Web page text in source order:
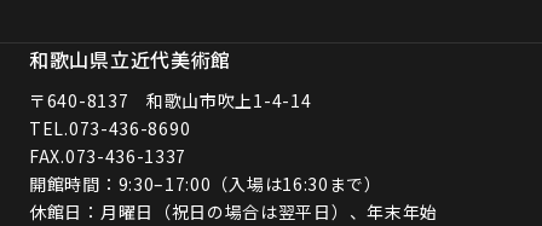
和歌山県立近代美術館
〒640-8137 和歌山市吹上1-4-14
TEL.073-436-8690
FAX.073-436-1337
開館時間：9:30–17:00（入場は16:30まで）
休館日：月曜日（祝日の場合は翌平日）、年末年始